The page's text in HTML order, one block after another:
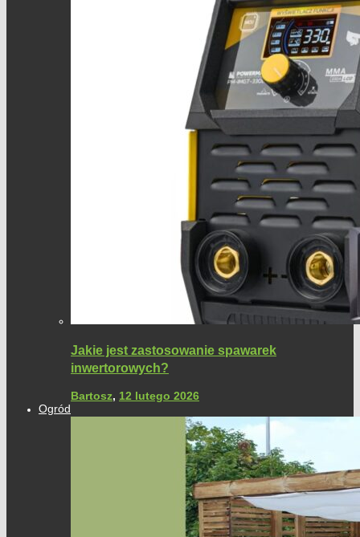
Jakie jest zastosowanie spawarek
inwertorowych?
Bartosz, 12 lutego 2026
Ogród